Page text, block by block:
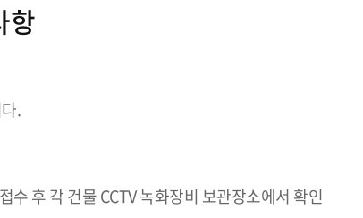
항
.
후 각 건물 CCTV 녹화장비 보관장소에서 확인